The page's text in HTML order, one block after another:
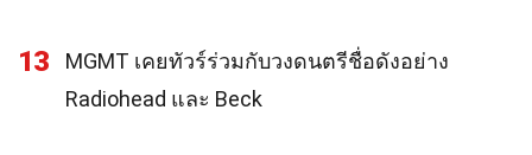
13
MGMT เคยทัวร์ร่วมกับวงดนตรีชื่อดังอย่าง
Radiohead และ Beck